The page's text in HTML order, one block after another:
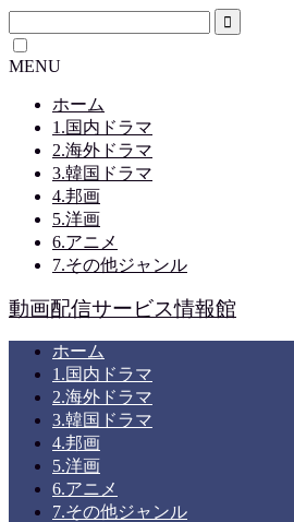
MENU
ホーム
1.国内ドラマ
2.海外ドラマ
3.韓国ドラマ
4.邦画
5.洋画
6.アニメ
7.その他ジャンル
動画配信サービス情報館
ホーム
1.国内ドラマ
2.海外ドラマ
3.韓国ドラマ
4.邦画
5.洋画
6.アニメ
7.その他ジャンル